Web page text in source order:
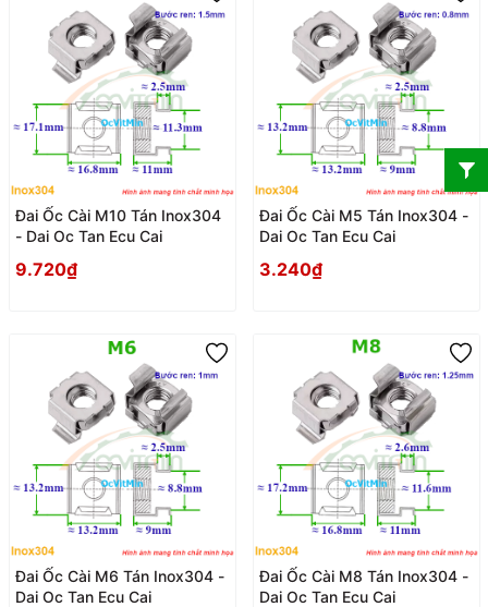
Đai Ốc Cài M10 Tán Inox304
- Dai Oc Tan Ecu Cai
9.720₫
Đai Ốc Cài M5 Tán Inox304 -
Dai Oc Tan Ecu Cai
3.240₫
Đai Ốc Cài M6 Tán Inox304 -
Dai Oc Tan Ecu Cai
Đai Ốc Cài M8 Tán Inox304 -
Dai Oc Tan Ecu Cai